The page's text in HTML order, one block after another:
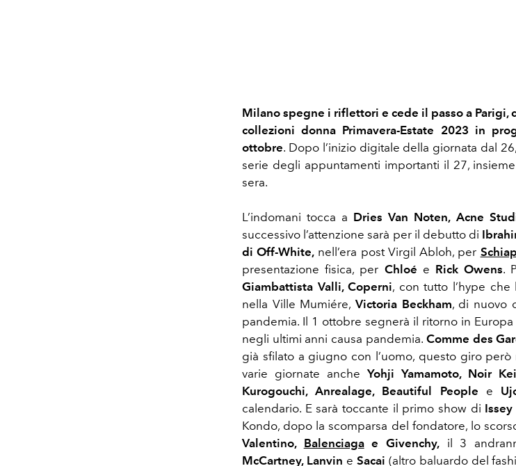
Milano spegne i riflettori e cede il passo a Parigi,
collezioni donna Primavera-Estate 2023 in
ottobre. Dopo l’inizio digitale della giornata dal
serie degli appuntamenti importanti il 27,
sera.
L’indomani tocca a Dries Van Noten, Acne
successivo l’attenzione sarà per il debutto di
di Off-White, nell’era post Virgil Abloh, per
presentazione fisica, per Chloé e Rick Owens.
Giambattista Valli, Coperni, con tutto l’hype
nella Ville Mumiére, Victoria Beckham, di nuovo
pandemia. Il 1 ottobre segnerà il ritorno in
negli ultimi anni causa pandemia. Comme des
già sfilato a giugno con l’uomo, questo giro
varie giornate anche Yohji Yamamoto, Noir
Kurogouchi, Anrealage, Beautiful People e
calendario. E sarà toccante il primo show di
Kondo, dopo la scomparsa del fondatore, lo
Valentino, Balenciagae Givenchy, il 3
McCartney, Lanvin e Sacai (altro baluardo del